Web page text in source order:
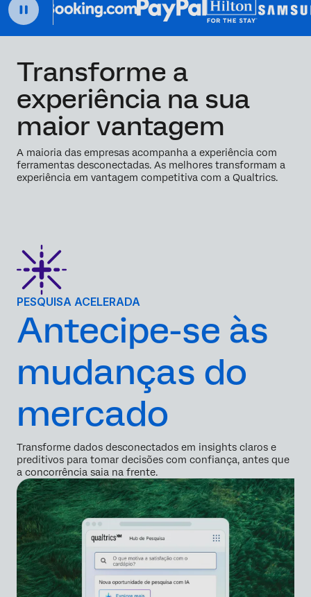
Transforme a
experiência na sua
maior vantagem
A maioria das empresas acompanha a experiência com
ferramentas desconectadas. As melhores transformam a
experiência em vantagem competitiva com a Qualtrics.
PESQUISA ACELERADA
Antecipe-se às
mudanças do
mercado
Transforme dados desconectados em insights claros e
preditivos para tomar decisões com confiança, antes que
a concorrência saia na frente.